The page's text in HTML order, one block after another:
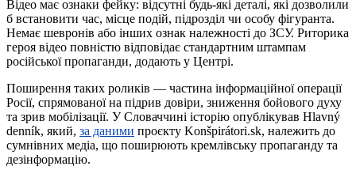
Відео має ознаки фейку: відсутні будь-які деталі, які дозволили
б встановити час, місце подій, підрозділ чи особу фігуранта.
Немає шевронів або інших ознак належності до ЗСУ. Риторика
героя відео повністю відповідає стандартним штампам
російської пропаганди, додають у Центрі.
Поширення таких роликів — частина інформаційної операції
Росії, спрямованої на підрив довіри, зниження бойового духу
та зрив мобілізації. У Словаччині історію опублікував Hlavný
denník, який, за даними проєкту Konšpirátori.sk, належить до
сумнівних медіа, що поширюють кремлівську пропаганду та
дезінформацію.